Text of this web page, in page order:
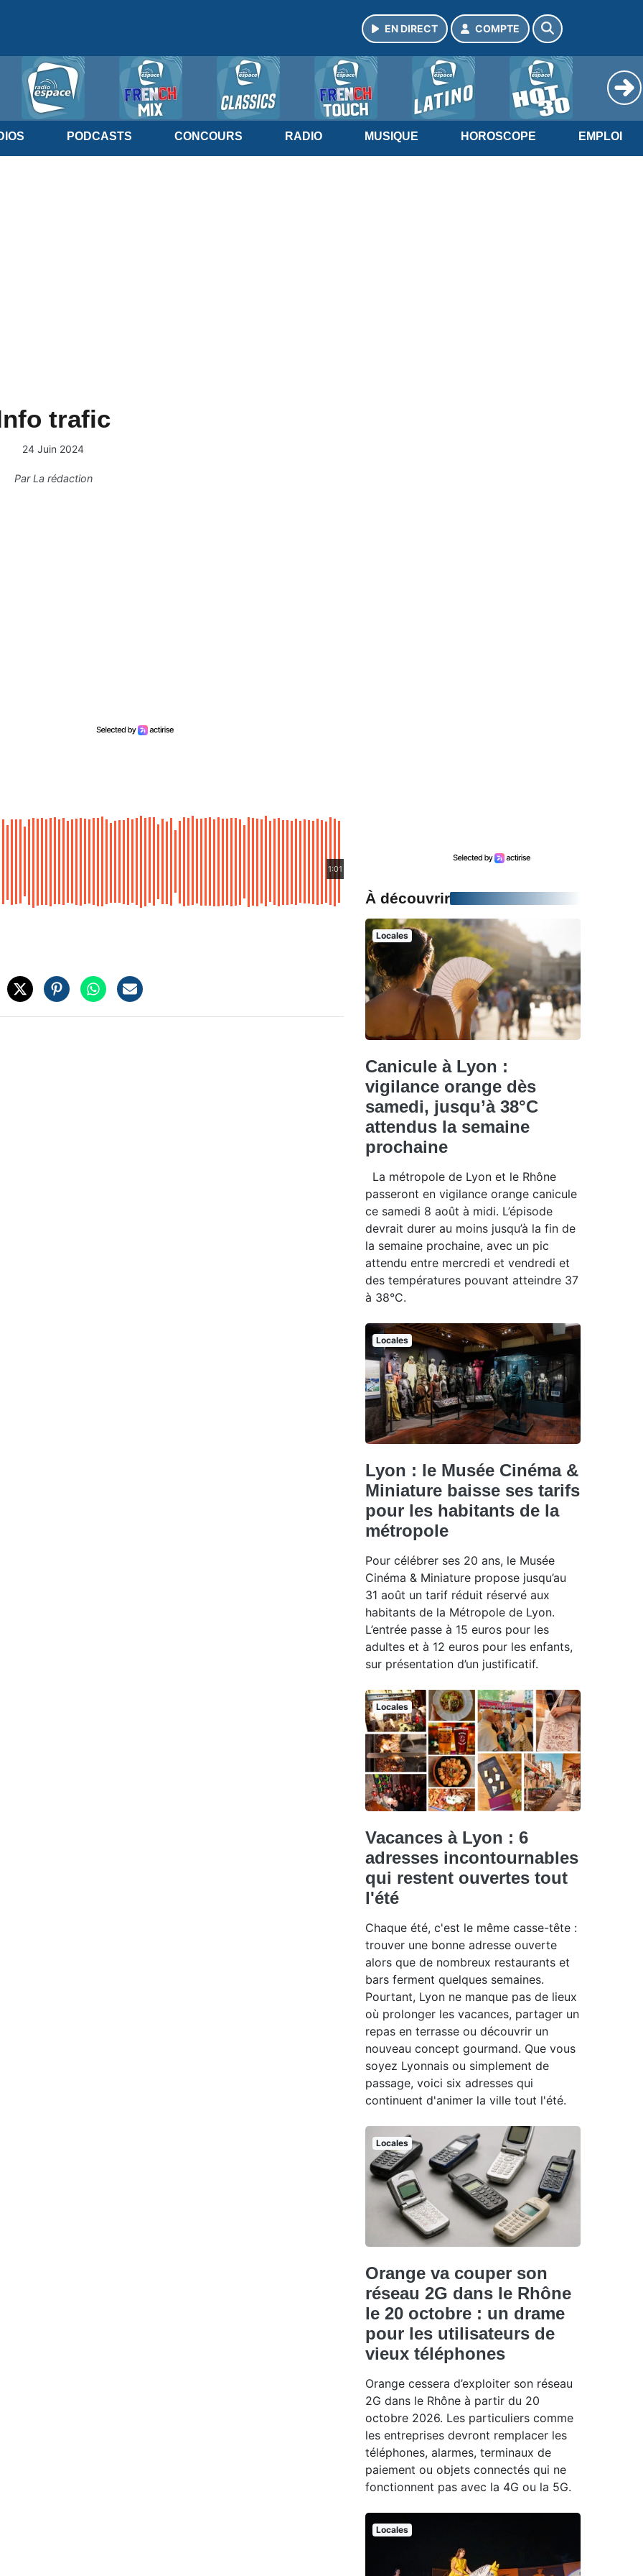
EN DIRECT COMPTE
PODCASTS CONCOURS RADIO MUSIQUE HOROSCOPE EMPLOI
trafic
24 Juin 2024
ParLa rédaction
1:01
À découvrir
Locales
Canicule à Lyon :
vigilance orange dès
samedi, jusqu’à 38°C
attendus la semaine
prochaine
La métropole de Lyon et le Rhône
passeront en vigilance orange canicule
ce samedi 8 août à midi. L’épisode
devrait durer au moins jusqu’à la fin de
la semaine prochaine, avec un pic
attendu entre mercredi et vendredi et
des températures pouvant atteindre 37
à 38°C.
Locales
Lyon : le Musée Cinéma &
Miniature baisse ses tarifs
pour les habitants de la
métropole
Pour célébrer ses 20 ans, le Musée
Cinéma & Miniature propose jusqu’au
31 août un tarif réduit réservé aux
habitants de la Métropole de Lyon.
L’entrée passe à 15 euros pour les
adultes et à 12 euros pour les enfants,
sur présentation d’un justificatif.
Locales
Vacances à Lyon : 6
adresses incontournables
qui restent ouvertes tout
l'été
Chaque été, c'est le même casse-tête :
trouver une bonne adresse ouverte
alors que de nombreux restaurants et
bars ferment quelques semaines.
Pourtant, Lyon ne manque pas de lieux
où prolonger les vacances, partager un
repas en terrasse ou découvrir un
nouveau concept gourmand. Que vous
soyez Lyonnais ou simplement de
passage, voici six adresses qui
continuent d'animer la ville tout l'été.
Locales
Orange va couper son
réseau 2G dans le Rhône
le 20 octobre : un drame
pour les utilisateurs de
vieux téléphones
Orange cessera d’exploiter son réseau
2G dans le Rhône à partir du 20
octobre 2026. Les particuliers comme
les entreprises devront remplacer les
téléphones, alarmes, terminaux de
paiement ou objets connectés qui ne
fonctionnent pas avec la 4G ou la 5G.
Locales